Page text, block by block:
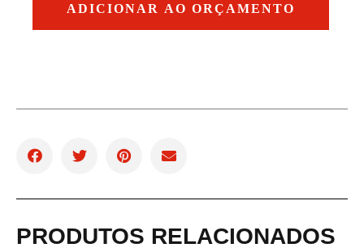
ADICIONAR AO ORÇAMENTO
PRODUTOS RELACIONADOS